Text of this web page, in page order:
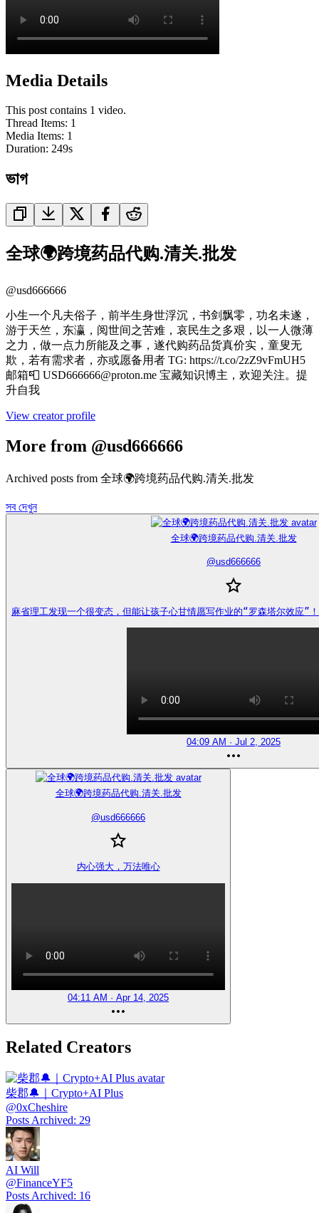
Media Details
This post contains 1 video.
Thread Items: 1
Media Items: 1
Duration: 249s
ভাগ
全球🌍跨境药品代购.清关.批发
@usd666666
小生一个凡夫俗子，前半生身世浮沉，书剑飘零，功名未遂，
游于天竺，东瀛，阅世间之苦难，哀民生之多艰，以一人微薄
之力，做一点力所能及之事，遂代购药品货真价实，童叟无
欺，若有需求者，亦或愿备用者 TG: https://t.co/2zZ9vFmUH5
邮箱📮 USD666666@proton.me 宝藏知识博主，欢迎关注。提
升自我
View creator profile
More from @usd666666
Archived posts from 全球🌍跨境药品代购.清关.批发
সব দেখুন
全球🌍跨境药品代购.清关.批发
@usd666666
麻省理工发现一个很变态，但能让孩子心甘情愿写作业的“罗森塔尔
04:09 AM · Jul 2, 2025
全球🌍跨境药品代购.清关.批发
@usd666666
内心强大，万法唯心
04:11 AM · Apr 14, 2025
Related Creators
柴郡🔔｜Crypto+AI Plus
@0xCheshire
Posts Archived: 29
AI Will
@FinanceYF5
Posts Archived: 16